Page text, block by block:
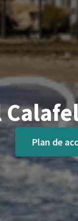
Plan de